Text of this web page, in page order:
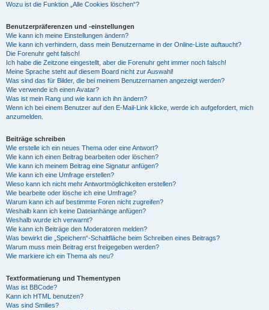
Wozu ist die Funktion „Alle Cookies löschen“?
Benutzerpräferenzen und -einstellungen
Wie kann ich meine Einstellungen ändern?
Wie kann ich verhindern, dass mein Benutzername in der Online-Liste auftaucht?
Die Forenuhr geht falsch!
Ich habe die Zeitzone eingestellt, aber die Forenuhr geht immer noch falsch!
Meine Sprache steht auf diesem Board nicht zur Auswahl!
Was sind das für Bilder, die bei meinem Benutzernamen angezeigt werden?
Wie verwende ich einen Avatar?
Was ist mein Rang und wie kann ich ihn ändern?
Wenn ich bei einem Benutzer auf den E-Mail-Link klicke, werde ich aufgefordert, mich
anzumelden.
Beiträge schreiben
Wie erstelle ich ein neues Thema oder eine Antwort?
Wie kann ich einen Beitrag bearbeiten oder löschen?
Wie kann ich meinem Beitrag eine Signatur anfügen?
Wie kann ich eine Umfrage erstellen?
Wieso kann ich nicht mehr Antwortmöglichkeiten erstellen?
Wie bearbeite oder lösche ich eine Umfrage?
Warum kann ich auf bestimmte Foren nicht zugreifen?
Weshalb kann ich keine Dateianhänge anfügen?
Weshalb wurde ich verwarnt?
Wie kann ich Beiträge den Moderatoren melden?
Was bewirkt die „Speichern“-Schaltfläche beim Schreiben eines Beitrags?
Warum muss mein Beitrag erst freigegeben werden?
Wie markiere ich ein Thema als neu?
Textformatierung und Thementypen
Was ist BBCode?
Kann ich HTML benutzen?
Was sind Smilies?